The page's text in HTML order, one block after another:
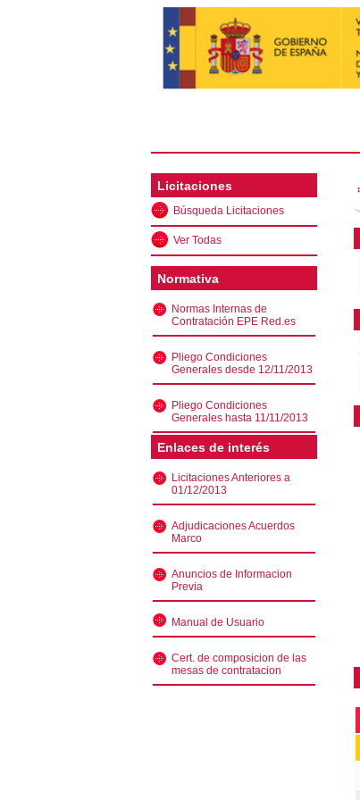
Licitaciones
Búsqueda Licitaciones
Ver Todas
Normativa
Normas Internas de
Contratación EPE Red.es
Pliego Condiciones
Generales desde 12/11/2013
Pliego Condiciones
Generales hasta 11/11/2013
Enlaces de interés
Licitaciones Anteriores a
01/12/2013
Adjudicaciones Acuerdos
Marco
Anuncios de Informacion
Previa
Manual de Usuario
Cert. de composicion de las
mesas de contratacion